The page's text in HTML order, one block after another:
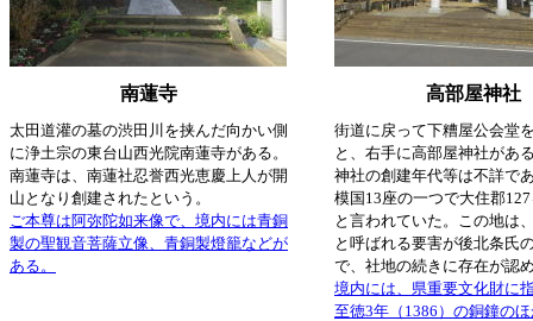
南蓮寺 高部屋神社
太田道灌の墓の渋田川を挟んだ向かい側
に浄土宗の東台山西光院南蓮寺がある。
南蓮寺は、南蓮社忍誉西光恵慶上人が開
山となり創建されたという。
ご本尊は阿弥陀如来像で、境内には青銅
製の聖観音菩薩立像、青銅製燈籠などが
ある。
街道に戻って下糟屋公会堂
と、右手に高部屋神社があ
神社の創建年代等は不詳で
模国13座の一つで大住郡
と言われていた。この地は
と呼ばれる要害が後北条氏
で、社地の続きに存在が認
境内には、県重要文化財に
至徳3年（1386）の銅鐘の